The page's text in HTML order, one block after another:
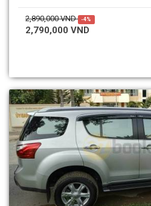
2,890,000 VND -4%
2,790,000 VND